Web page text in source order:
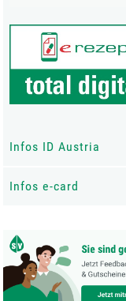
Infos ID Austria
Infos e-card